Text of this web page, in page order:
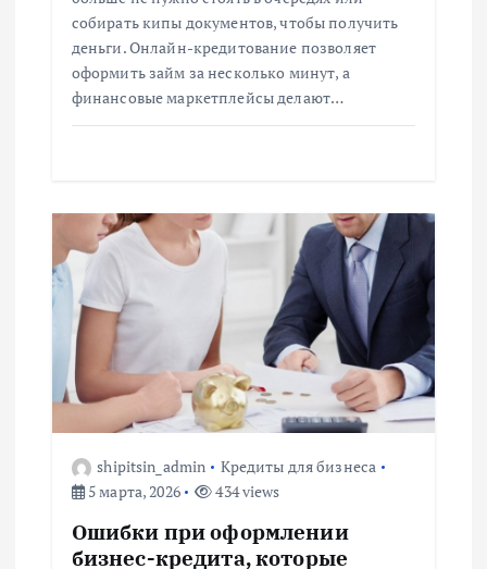
собирать кипы документов, чтобы получить
деньги. Онлайн-кредитование позволяет
оформить займ за несколько минут, а
финансовые маркетплейсы делают…
shipitsin_admin
Кредиты для бизнеса
5 марта, 2026
434 views
Ошибки при оформлении
бизнес-кредита, которые